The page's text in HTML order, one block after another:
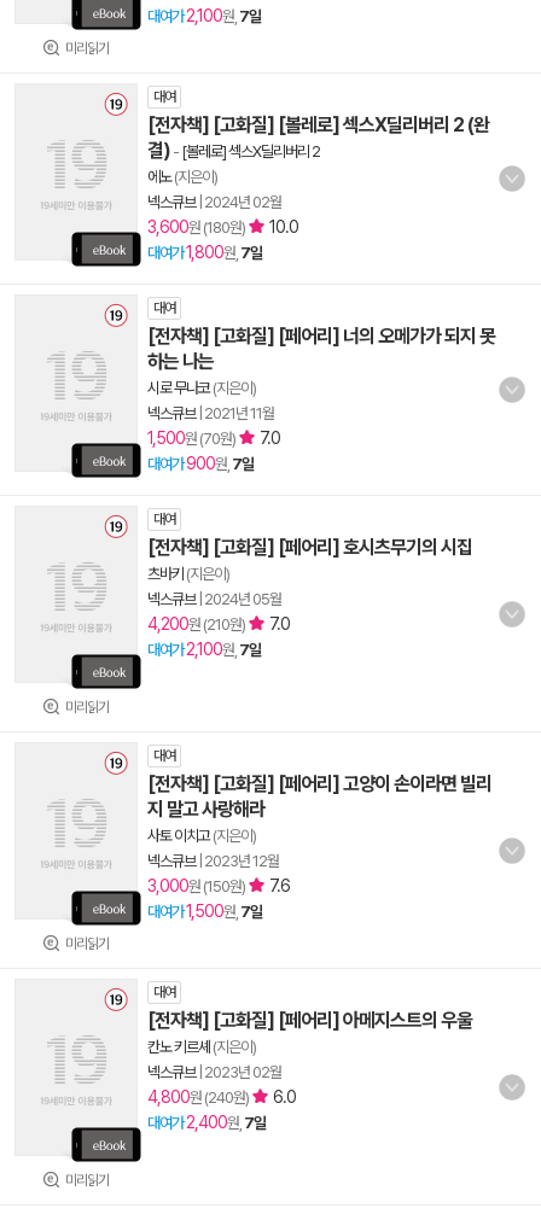
미리읽기
대여가 2,100원, 7일
대여
[전자책] [고화질] [볼레로] 섹스X딜리버리 2 (완
결) - [볼레로] 섹스X딜리버리 2
에노(지은이)
넥스큐브| 2024년 02월
3,600원 (180원) 10.0
대여가1,800원, 7일
대여
[전자책] [고화질] [페어리] 너의 오메가가 되지 못
하는 나는
시로 무나코(지은이)
넥스큐브| 2021년 11월
1,500원 (70원) 7.0
대여가900원, 7일
미리읽기
대여
[전자책] [고화질] [페어리] 호시츠무기의 시집
츠바키 (지은이)
넥스큐브| 2024년 05월
4,200원 (210원) 7.0
대여가 2,100원, 7일
미리읽기
대여
[전자책] [고화질] [페어리] 고양이 손이라면 빌리
지 말고 사랑해라
사토 이치고(지은이)
넥스큐브| 2023년 12월
3,000원 (150원) 7.6
대여가1,500원, 7일
미리읽기
대여
[전자책] [고화질] [페어리] 아메지스트의 우울
칸노 키르셰 (지은이)
넥스큐브| 2023년 02월
4,800원 (240원) 6.0
대여가 2,400원, 7일